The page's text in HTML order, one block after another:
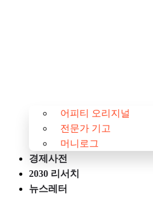
어피티 오리지널
전문가 기고
머니로그
경제사전
2030 리서치
뉴스레터